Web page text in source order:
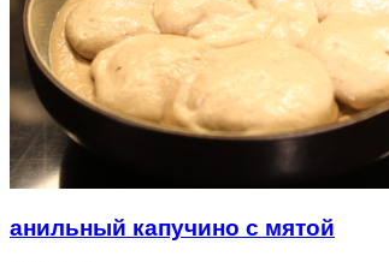
анильный капучино с мятой